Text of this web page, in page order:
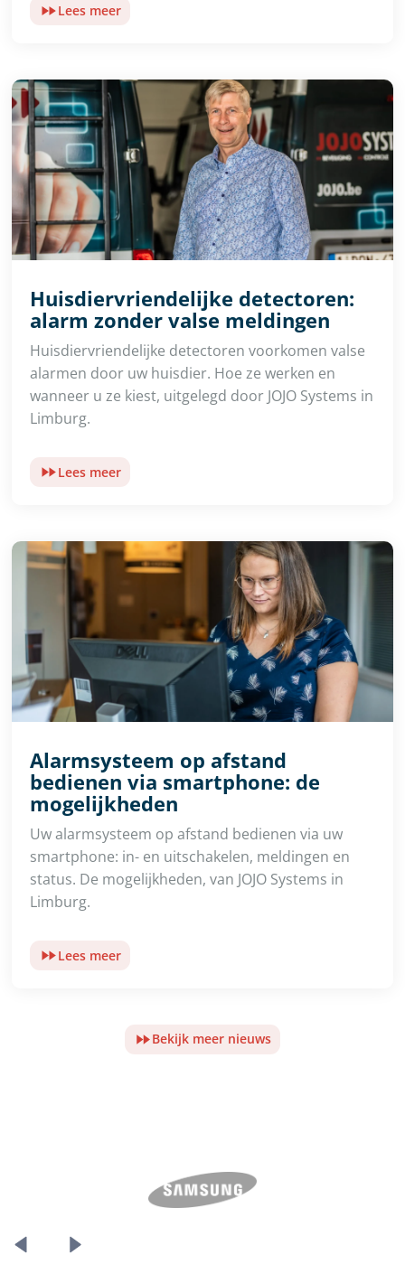
Lees meer
Huisdiervriendelijke detectoren:
alarm zonder valse meldingen
Huisdiervriendelijke detectoren voorkomen valse
alarmen door uw huisdier. Hoe ze werken en
wanneer u ze kiest, uitgelegd door JOJO Systems in
Limburg.
Lees meer
Alarmsysteem op afstand
bedienen via smartphone: de
mogelijkheden
Uw alarmsysteem op afstand bedienen via uw
smartphone: in- en uitschakelen, meldingen en
status. De mogelijkheden, van JOJO Systems in
Limburg.
Lees meer
Bekijk meer nieuws